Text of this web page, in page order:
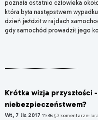
poznała ostatnio człowieka
która była następstwem
dzień jeździł w rajdach
gdy samochód prowadził jego
Krótka wizja
niebezpieczeństwem?
Wt, 7 lis 2017 11:36 komentarze: